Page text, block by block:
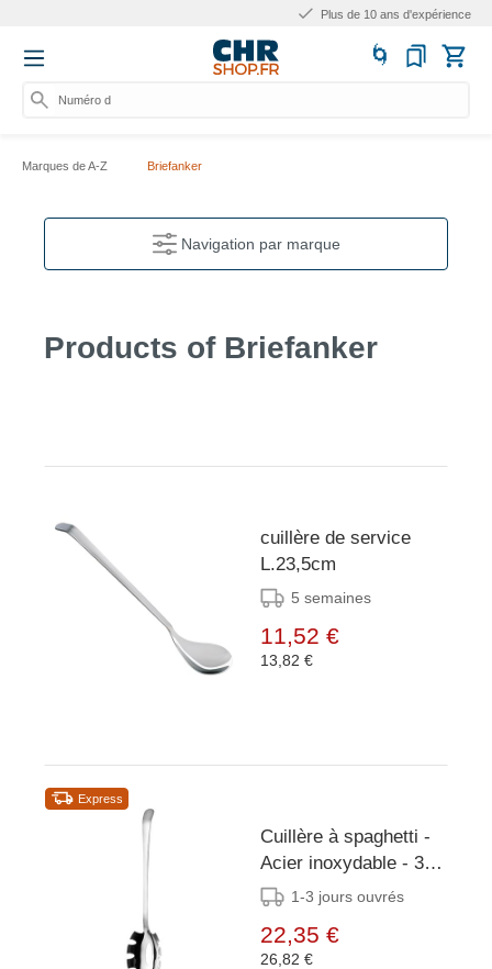
Plus de 10 ans d'expérience
Numéro d'ar
Marques de A-Z Briefanker
Navigation par marque
Products of Briefanker
cuillère de service
L.23,5cm
5 semaines
11,52 €
13,82 €
Express
Cuillère à spaghetti -
Acier inoxydable - 31
cm 1-3 jours ouvrés
22,35 €
26,82 €